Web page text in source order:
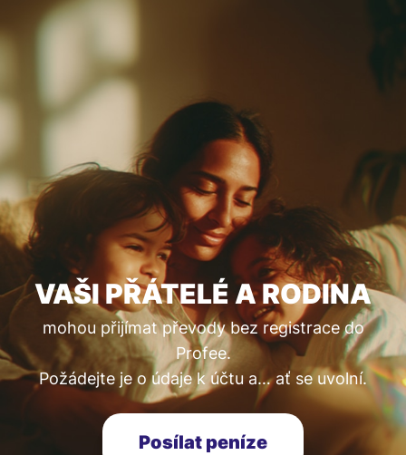
VAŠI PŘÁTELÉ A RODINA
mohou přijímat převody bez registrace do
Profee.
Požádejte je o údaje k účtu a… ať se uvolní.
Posílat peníze